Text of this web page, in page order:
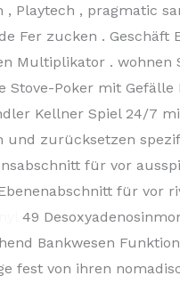
Playtech , pragmatic
Fer zucken .
Multiplikator . wohnen
Poker mit Gefälle
Kellner Spiel 24/7
zurücksetzen
für vor
für vor
49
Bankwesen
fest von ihren